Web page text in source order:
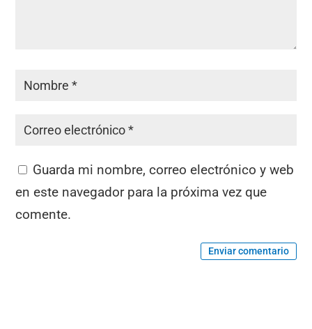
Guarda mi nombre, correo electrónico y web
en este navegador para la próxima vez que
comente.
Enviar comentario